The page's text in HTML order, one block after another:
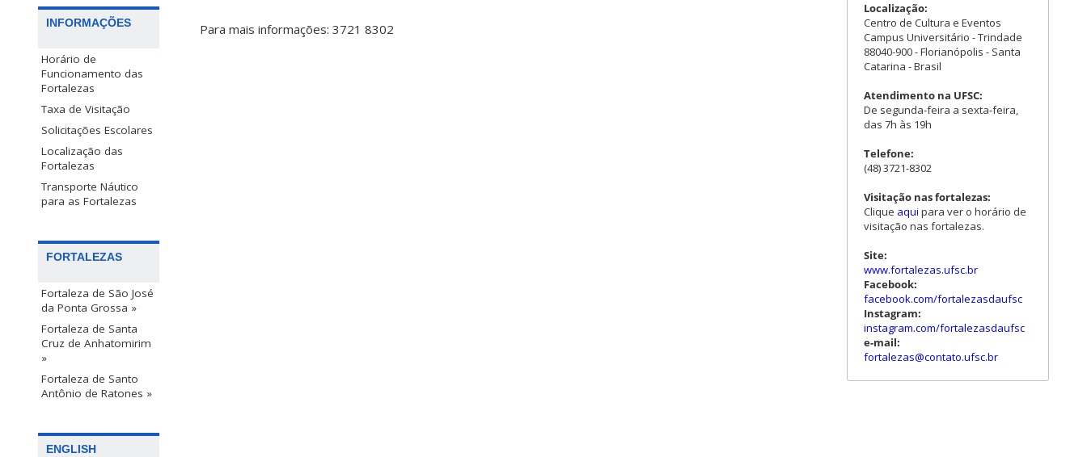
INFORMAÇÕES
Horário de
Funcionamento das
Fortalezas
Taxa de Visitação
Solicitações Escolares
Localização das
Fortalezas
Transporte Náutico
para as Fortalezas
FORTALEZAS
Fortaleza de São José
da Ponta Grossa »
Fortaleza de Santa
Cruz de Anhatomirim
»
Fortaleza de Santo
Antônio de Ratones »
ENGLISH
Para mais informações: 3721 8302
Localização:
Centro de Cultura e Eventos
Campus Universitário - Trindade
88040-900 - Florianópolis - Santa
Catarina - Brasil
Atendimento na UFSC:
De segunda-feira a sexta-feira,
das 7h às 19h
Telefone:
(48) 3721-8302
Visitação nas fortalezas:
Clique aqui para ver o horário de
visitação nas fortalezas.
Site:
www.fortalezas.ufsc.br
Facebook:
facebook.com/fortalezasdaufsc
Instagram:
instagram.com/fortalezasdaufsc
e-mail:
fortalezas@contato.ufsc.br